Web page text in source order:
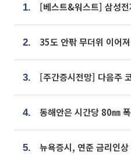
1.
2.
3.
4.
5.